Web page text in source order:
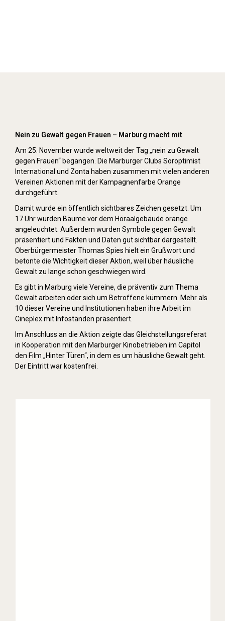
Nein zu Gewalt gegen Frauen – Marburg macht mit
Am 25. November wurde weltweit der Tag „nein zu Gewalt
gegen Frauen“ begangen. Die Marburger Clubs Soroptimist
International und Zonta haben zusammen mit vielen anderen
Vereinen Aktionen mit der Kampagnenfarbe Orange
durchgeführt.
Damit wurde ein öffentlich sichtbares Zeichen gesetzt. Um
17 Uhr wurden Bäume vor dem Höraalgebäude orange
angeleuchtet. Außerdem wurden Symbole gegen Gewalt
präsentiert und Fakten und Daten gut sichtbar dargestellt.
Oberbürgermeister Thomas Spies hielt ein Grußwort und
betonte die Wichtigkeit dieser Aktion, weil über häusliche
Gewalt zu lange schon geschwiegen wird.
Es gibt in Marburg viele Vereine, die präventiv zum Thema
Gewalt arbeiten oder sich um Betroffene kümmern. Mehr als
10 dieser Vereine und Institutionen haben ihre Arbeit im
Cineplex mit Infoständen präsentiert.
Im Anschluss an die Aktion zeigte das Gleichstellungsreferat
in Kooperation mit den Marburger Kinobetrieben im Capitol
den Film „Hinter Türen“, in dem es um häusliche Gewalt geht.
Der Eintritt war kostenfrei.